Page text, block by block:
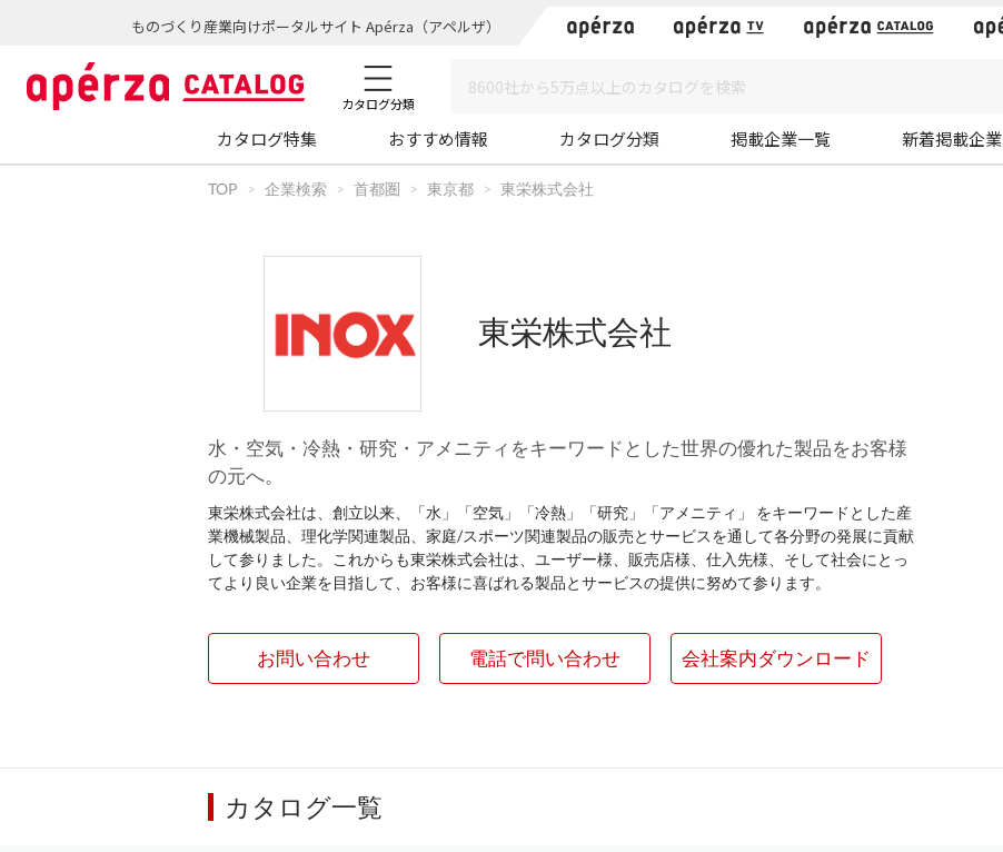
ものづくり産業向けポータルサイト Apérza（アペルザ）
カタログ分類
カタログ特集 おすすめ情報 カタログ分類 掲載企業一覧 新着掲載企業
TOP 企業検索 首都圏 東京都 東栄株式会社
東栄株式会社
水・空気・冷熱・研究・アメニティをキーワードとした世界の優れた製品をお客様
の元へ。
東栄株式会社は、創立以来、「水」「空気」「冷熱」「研究」「アメニティ」 をキーワードとした産
業機械製品、理化学関連製品、家庭/スポーツ関連製品の販売とサービスを通して各分野の発展に貢献
して参りました。これからも東栄株式会社は、ユーザー様、販売店様、仕入先様、そして社会にとっ
てより良い企業を目指して、お客様に喜ばれる製品とサービスの提供に努めて参ります。
お問い合わせ 電話で問い合わせ 会社案内ダウンロード
カタログ一覧